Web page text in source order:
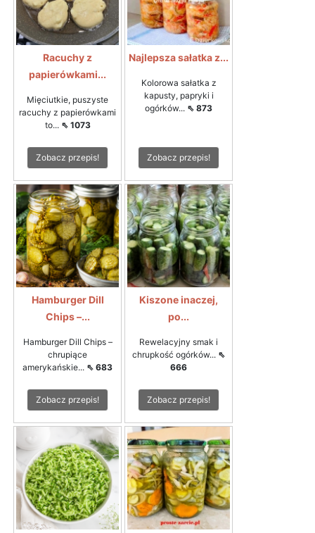
Racuchy z
papierówkami...
Mięciutkie, puszyste
racuchy z papierówkami
to... ⇖ 1073
Zobacz przepis!
Najlepsza sałatka z...
Kolorowa sałatka z
kapusty, papryki i
ogórków... ⇖ 873
Zobacz przepis!
Hamburger Dill
Chips –...
Hamburger Dill Chips –
chrupiące
amerykańskie... ⇖ 683
Zobacz przepis!
Kiszone inaczej,
po...
Rewelacyjny smak i
chrupkość ogórków... ⇖
666
Zobacz przepis!